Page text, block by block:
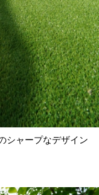
シャープなデザイン